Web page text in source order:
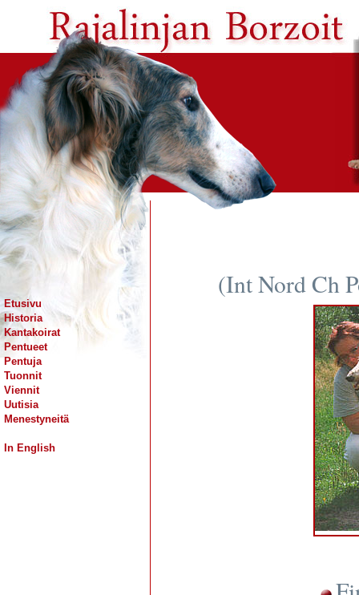
Etusivu
Historia
Kantakoirat
Pentueet
Pentuja
Tuonnit
Viennit
Uutisia
Menestyneitä
In English
(Int Nord Ch